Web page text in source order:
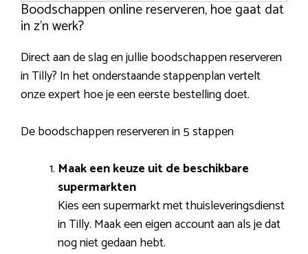
Boodschappen online reserveren, hoe gaat dat
in z’n werk?
Direct aan de slag en jullie boodschappen reserveren
in Tilly? In het onderstaande stappenplan vertelt
onze expert hoe je een eerste bestelling doet.
De boodschappen reserveren in 5 stappen
Maak een keuze uit de beschikbare
supermarkten
Kies een supermarkt met thuisleveringsdienst
in Tilly. Maak een eigen account aan als je dat
nog niet gedaan hebt.